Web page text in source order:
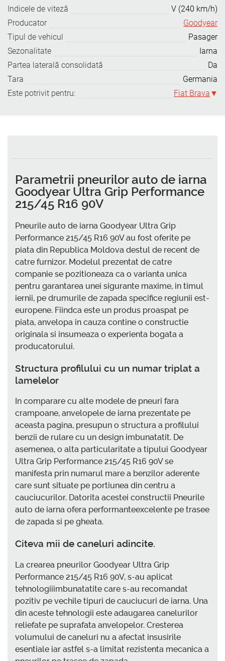
Indicele de viteză
V (240 km/h)
Producator
Goodyear
Tipul de vehicul
Pasager
Sezonalitate
Iarna
Partea laterală consolidată
Da
Tara
Germania
Este potrivit pentru:
Fiat Brava
Parametrii pneurilor auto de iarna
Goodyear Ultra Grip Performance
215/45 R16 90V
Pneurile auto de iarna Goodyear Ultra Grip
Performance 215/45 R16 90V au fost oferite pe
piata din Republica Moldova destul de recent de
catre furnizor. Modelul prezentat de catre
companie se pozitioneaza ca o varianta unica
pentru garantarea unei sigurante maxime, in timul
iernii, pe drumurile de zapada specifice regiunii est-
europene. Fiindca este un produs proaspat pe
piata, anvelopa in cauza contine o constructie
originala si insumeaza o experienta bogata a
producatorului.
Structura profilului cu un numar triplat a
lamelelor
In comparare cu alte modele de pneuri fara
crampoane, anvelopele de iarna prezentate pe
aceasta pagina, presupun o structura a profilului
benzii de rulare cu un design imbunatatit. De
asemenea, o alta particularitate a tipului Goodyear
Ultra Grip Performance 215/45 R16 90V se
manifesta prin numarul mare a benzilor aderente
care sunt situate pe portiunea din centru a
cauciucurilor. Datorita acestei constructii Pneurile
auto de iarna ofera performanteexcelente pe trasee
de zapada si pe gheata.
Citeva mii de caneluri adincite.
La crearea pneurilor Goodyear Ultra Grip
Performance 215/45 R16 90V, s-au aplicat
tehnologiiimbunatatite care s-au recomandat
pozitiv pe vechile tipuri de cauciucuri de iarna. Una
din aceste tehnologii este adaugarea canelurilor
reliefate pe suprafata anvelopelor. Cresterea
volumului de caneluri nu a afectat insusirile
esentiale iar astfel s-a limitat rezistenta mecanica a